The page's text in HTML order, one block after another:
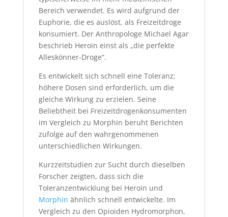
Bereich verwendet. Es wird aufgrund der
Euphorie, die es auslöst, als Freizeitdroge
konsumiert. Der Anthropologe Michael Agar
beschrieb Heroin einst als „die perfekte
Alleskönner-Droge“.
Es entwickelt sich schnell eine Toleranz;
höhere Dosen sind erforderlich, um die
gleiche Wirkung zu erzielen. Seine
Beliebtheit bei Freizeitdrogenkonsumenten
im Vergleich zu Morphin beruht Berichten
zufolge auf den wahrgenommenen
unterschiedlichen Wirkungen.
Kurzzeitstudien zur Sucht durch dieselben
Forscher zeigten, dass sich die
Toleranzentwicklung bei Heroin und
Morphin ähnlich schnell entwickelte. Im
Vergleich zu den Opioiden Hydromorphon,